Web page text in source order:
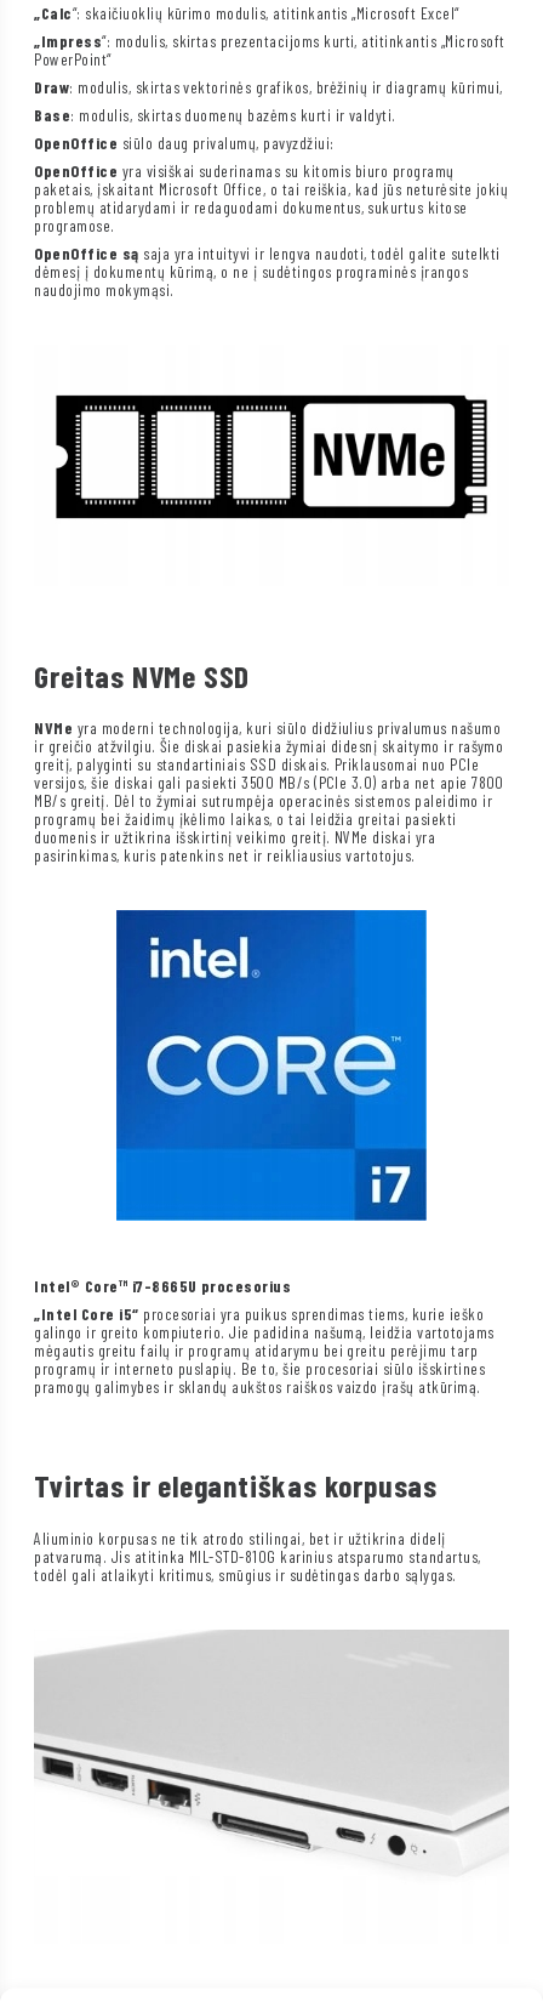
„Calc“: skaičiuoklių kūrimo modulis, atitinkantis „Microsoft Excel“
„Impress“: modulis, skirtas prezentacijoms kurti, atitinkantis „Microsoft
PowerPoint“
Draw: modulis, skirtas vektorinės grafikos, brėžinių ir diagramų kūrimui,
Base: modulis, skirtas duomenų bazėms kurti ir valdyti.
OpenOffice siūlo daug privalumų, pavyzdžiui:
OpenOffice yra visiškai suderinamas su kitomis biuro programų
paketais, įskaitant Microsoft Office, o tai reiškia, kad jūs neturėsite jokių
problemų atidarydami ir redaguodami dokumentus, sukurtus kitose
programose.
OpenOffice są saja yra intuityvi ir lengva naudoti, todėl galite sutelkti
dėmesį į dokumentų kūrimą, o ne į sudėtingos programinės įrangos
naudojimo mokymąsi.
Greitas NVMe SSD
NVMe yra moderni technologija, kuri siūlo didžiulius privalumus našumo
ir greičio atžvilgiu. Šie diskai pasiekia žymiai didesnį skaitymo ir rašymo
greitį, palyginti su standartiniais SSD diskais. Priklausomai nuo PCIe
versijos, šie diskai gali pasiekti 3500 MB/s (PCIe 3.0) arba net apie 7800
MB/s greitį. Dėl to žymiai sutrumpėja operacinės sistemos paleidimo ir
programų bei žaidimų įkėlimo laikas, o tai leidžia greitai pasiekti
duomenis ir užtikrina išskirtinį veikimo greitį. NVMe diskai yra
pasirinkimas, kuris patenkins net ir reikliausius vartotojus.
Intel® Core™ i7-8665U procesorius
„Intel Core i5“ procesoriai yra puikus sprendimas tiems, kurie ieško
galingo ir greito kompiuterio. Jie padidina našumą, leidžia vartotojams
mėgautis greitu failų ir programų atidarymu bei greitu perėjimu tarp
programų ir interneto puslapių. Be to, šie procesoriai siūlo išskirtines
pramogų galimybes ir sklandų aukštos raiškos vaizdo įrašų atkūrimą.
Tvirtas ir elegantiškas korpusas
Aliuminio korpusas ne tik atrodo stilingai, bet ir užtikrina didelį
patvarumą. Jis atitinka MIL-STD-810G karinius atsparumo standartus,
todėl gali atlaikyti kritimus, smūgius ir sudėtingas darbo sąlygas.